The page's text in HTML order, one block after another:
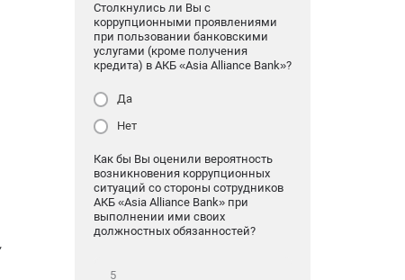
Столкнулись ли Вы с
коррупционными проявлениями
при пользовании банковскими
услугами (кроме получения
кредита) в АКБ «Asia Alliance Bank»?
Да
Нет
Как бы Вы оценили вероятность
возникновения коррупционных
ситуаций со стороны сотрудников
АКБ «Asia Alliance Bank» при
выполнении ими своих
должностных обязанностей?